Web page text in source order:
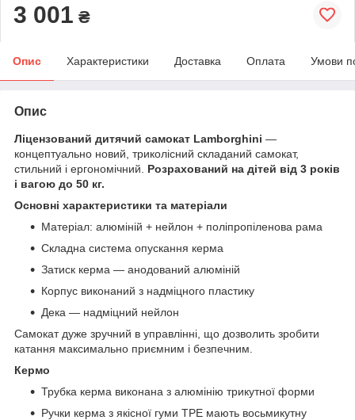
3 001 ₴
Опис Характеристики Доставка Оплата Умови
Опис
Ліцензований дитячий самокат Lamborghini —
концептуально новий, триколісний складаний самокат,
стильний і ергономічний.
Розрахований на дітей від 3 років
і вагою до 50 кг.
Основні характеристики та матеріали
Матеріал: алюміній + нейлон + поліпропіленова рама
Складна система опускання керма
Затиск керма — анодований алюміній
Корпус виконаний з надміцного пластику
Дека — надміцний нейлон
Самокат дуже зручний в управлінні, що дозволить зробити
катання максимально приємним і безпечним.
Кермо
Трубка керма виконана з алюмінію трикутної форми
Ручки керма з якісної гуми TPE мають восьмикутну